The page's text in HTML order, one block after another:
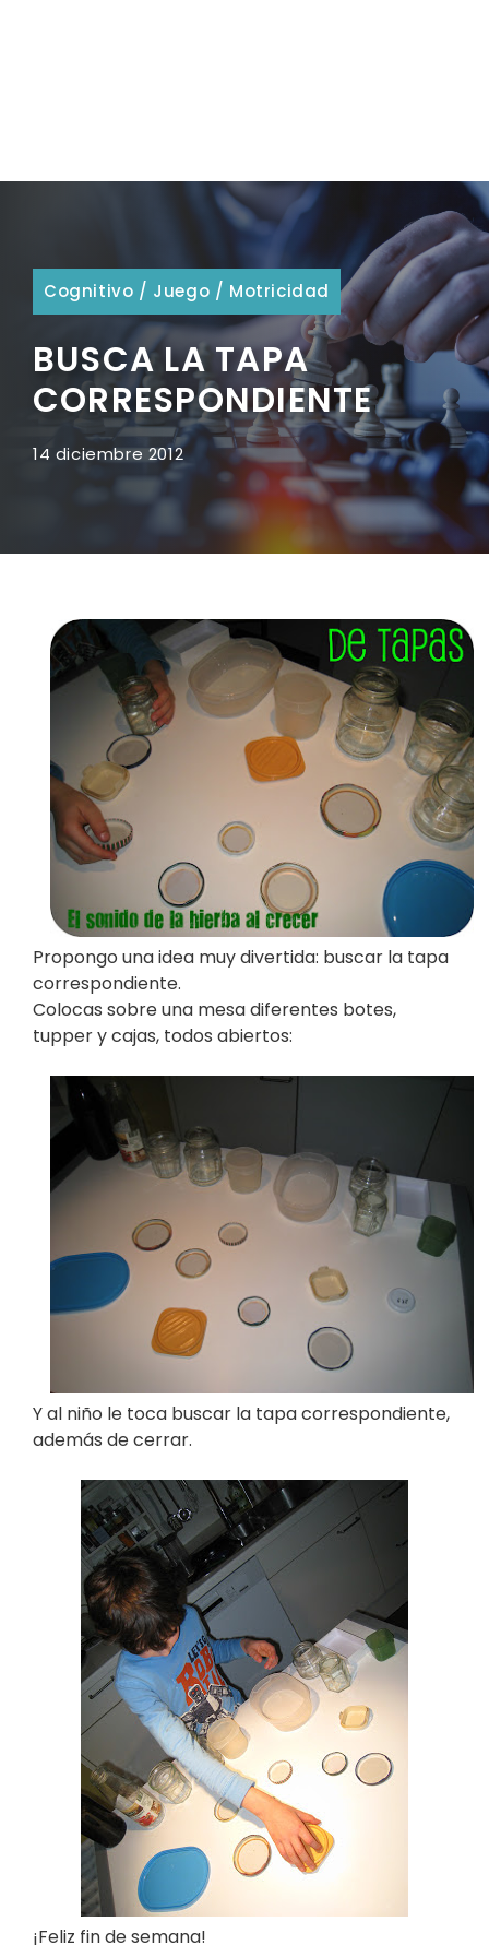
Cognitivo / Juego / Motricidad
BUSCA LA TAPA
CORRESPONDIENTE
14 diciembre 2012
Propongo una idea muy divertida: buscar la tapa
correspondiente.
Colocas sobre una mesa diferentes botes,
tupper y cajas, todos abiertos:
Y al niño le toca buscar la tapa correspondiente,
además de cerrar.
¡Feliz fin de semana!